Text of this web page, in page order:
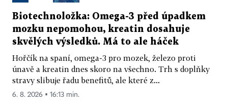
Biotechnoložka: Omega-3 před úpadkem
mozku nepomohou, kreatin dosahuje
skvělých výsledků. Má to ale háček
Hořčík na spaní, omega-3 pro mozek, železo proti
únavě a kreatin dnes skoro na všechno. Trh s doplňky
stravy slibuje řadu benefitů, ale které z...
6. 8. 2026 ▪ 16:13 min.